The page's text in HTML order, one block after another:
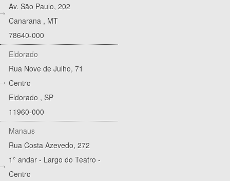
Av. São Paulo, 202
Canarana , MT
78640-000
Eldorado
Rua Nove de Julho, 71
Centro
Eldorado , SP
11960-000
Manaus
Rua Costa Azevedo, 272
1° andar - Largo do Teatro -
Centro